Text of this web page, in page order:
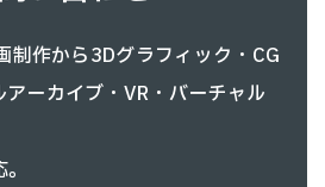
制作から3Dグラフィック・CG
アーカイブ・VR・バーチャル